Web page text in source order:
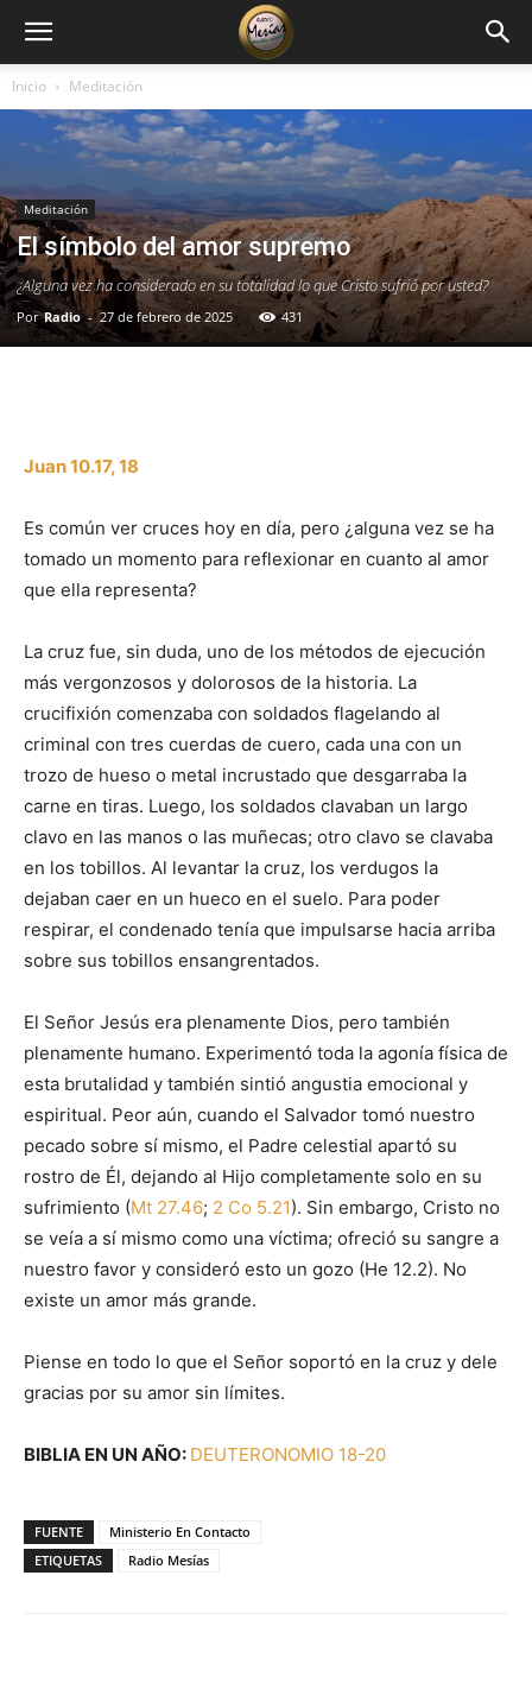
Inicio Meditación
Meditación
El símbolo del amor supremo
¿Alguna vez ha considerado en su totalidad lo que Cristo sufrió por usted?
Por Radio - 27 de febrero de 2025 431
Juan 10.17, 18
Es común ver cruces hoy en día, pero ¿alguna vez se ha
tomado un momento para reflexionar en cuanto al amor
que ella representa?
La cruz fue, sin duda, uno de los métodos de ejecución
más vergonzosos y dolorosos de la historia. La
crucifixión comenzaba con soldados flagelando al
criminal con tres cuerdas de cuero, cada una con un
trozo de hueso o metal incrustado que desgarraba la
carne en tiras. Luego, los soldados clavaban un largo
clavo en las manos o las muñecas; otro clavo se clavaba
en los tobillos. Al levantar la cruz, los verdugos la
dejaban caer en un hueco en el suelo. Para poder
respirar, el condenado tenía que impulsarse hacia arriba
sobre sus tobillos ensangrentados.
El Señor Jesús era plenamente Dios, pero también
plenamente humano. Experimentó toda la agonía física de
esta brutalidad y también sintió angustia emocional y
espiritual. Peor aún, cuando el Salvador tomó nuestro
pecado sobre sí mismo, el Padre celestial apartó su
rostro de Él, dejando al Hijo completamente solo en su
sufrimiento (Mt 27.46; 2 Co 5.21). Sin embargo, Cristo no
se veía a sí mismo como una víctima; ofreció su sangre a
nuestro favor y consideró esto un gozo (He 12.2). No
existe un amor más grande.
Piense en todo lo que el Señor soportó en la cruz y dele
gracias por su amor sin límites.
BIBLIA EN UN AÑO: DEUTERONOMIO 18-20
FUENTE
Ministerio En Contacto
ETIQUETAS
Radio Mesías